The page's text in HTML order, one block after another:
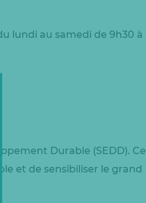
lundi au samedi de 9h30 à
Durable (SEDD). Ce
et de sensibiliser le grand